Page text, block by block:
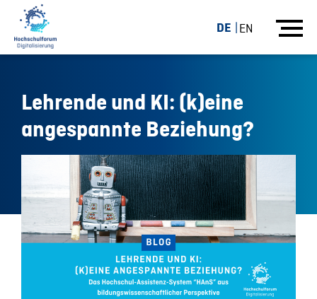
DE EN
Lehrende und KI: (k)eine
angespannte Beziehung?